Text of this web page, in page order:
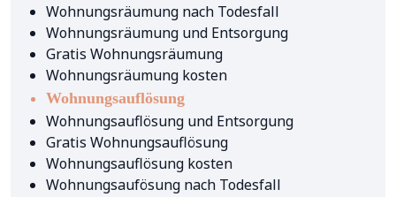
Wohnungsräumung nach Todesfall
Wohnungsräumung und Entsorgung
Gratis Wohnungsräumung
Wohnungsräumung kosten
Wohnungsauflösung
Wohnungsauflösung und Entsorgung
Gratis Wohnungsauflösung
Wohnungsauflösung kosten
Wohnungsaufösung nach Todesfall